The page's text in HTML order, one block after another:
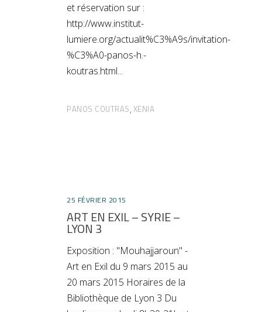
et réservation sur :
http://www.institut-
lumiere.org/actualit%C3%A9s/invitation-
%C3%A0-panos-h.-
koutras.html
PANOS COUTRAS, XENIA
25 FÉVRIER 2015
ART EN EXIL – SYRIE –
LYON 3
Exposition : "Mouhajjaroun" -
Art en Exil du 9 mars 2015 au
20 mars 2015 Horaires de la
Bibliothèque de Lyon 3 Du